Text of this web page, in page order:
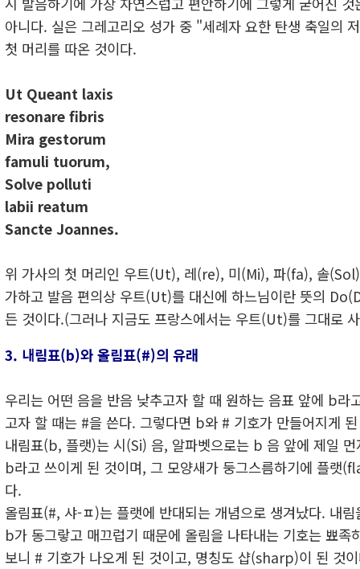
아니다. 실은 그레고리오 성가 중 "세례자 요한 탄생 축일의
첫 머리를 따온 것이다.
Ut Queant laxis
resonare fibris
Mira gestorum
famuli tuorum,
Solve polluti
labii reatum
Sancte Joannes.
위 가사의 첫 머리인 우트(Ut), 레(re), 미(Mi), 파(fa), 솔
가하고 발음 편의상 우트(Ut)를 대신에 하느님이란 뜻의
든 것이다.(그러나 지금도 프랑스에서는 우트(Ut)를 그대로
3. 내림표(b)와 올림표(#)의 유래
우리는 어떤 음을 반음 낮추고자 할 때 원하는 음표 앞에 b라
고자 할 때는 #을 쓴다. 그렇다면 b와 # 기호가 만들어지게
내림표(b, 플랫)는 시(Si) 음, 알파벳으로는 b 음 앞에 제일
b라고 쓰이게 된 것이며, 그 모양새가 둥그스름하기에 플랫
다.
올림표(#, 샤-ㅍ)는 플랫에 반대되는 개념으로 생겨났다. 내
b가 동그랗고 매끄럽기 때문에 올림을 나타내는 기호는 뾰족
보니 # 기호가 나오게 된 것이고, 명칭도 샵(sharp)이 된 것